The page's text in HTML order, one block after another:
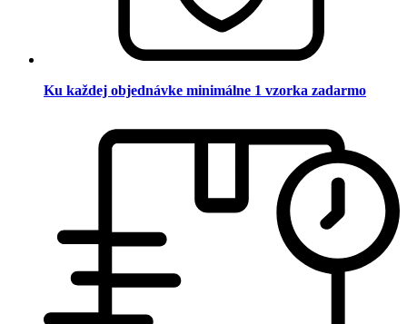
Ku každej objednávke minimálne 1 vzorka zadarmo